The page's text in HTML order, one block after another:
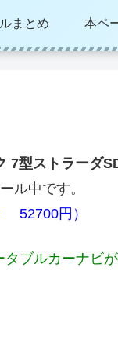
まとめ 本ペ
7型ストラーダ
ル中です。
52700円）
ブルカーナビが